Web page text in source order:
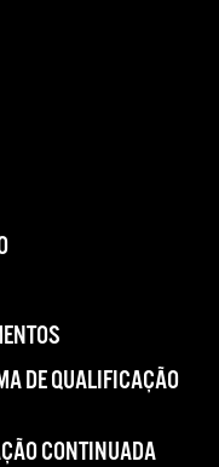
DE QUALIFICAÇÃO
CONTINUADA